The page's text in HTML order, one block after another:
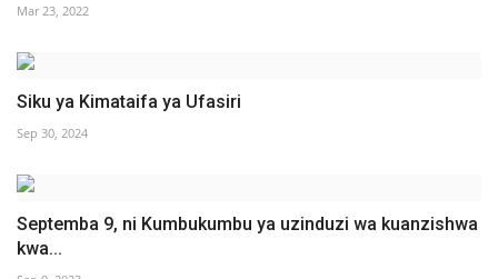
Mar 23, 2022
Siku ya Kimataifa ya Ufasiri
Sep 30, 2024
Septemba 9, ni Kumbukumbu ya uzinduzi wa kuanzishwa
kwa...